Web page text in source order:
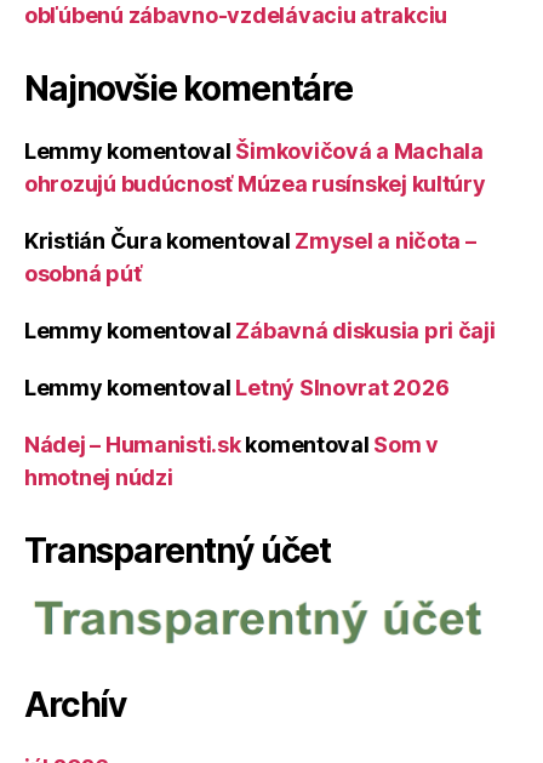
obľúbenú zábavno-vzdelávaciu atrakciu
Najnovšie komentáre
Lemmy komentoval Šimkovičová a Machala
ohrozujú budúcnosť Múzea rusínskej kultúry
Kristián Čura komentoval Zmysel a ničota –
osobná púť
Lemmy komentoval Zábavná diskusia pri čaji
Lemmy komentoval Letný Slnovrat 2026
Nádej – Humanisti.skkomentoval Som v
hmotnej núdzi
Transparentný účet
Archív